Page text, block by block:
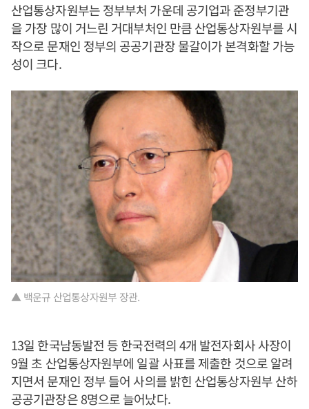
산업통상자원부는 정부부처 가운데 공기업과 준정부기관
을 가장 많이 거느린 거대부처인 만큼 산업통상자원부를 시
작으로 문재인 정부의 공공기관장 물갈이가 본격화할 가능
성이 크다.
▲ 백운규 산업통상자원부 장관.
13일 한국남동발전 등 한국전력의 4개 발전자회사 사장이
9월 초 산업통상자원부에 일괄 사표를 제출한 것으로 알려
지면서 문재인 정부 들어 사의를 밝힌 산업통상자원부 산하
공공기관장은 8명으로 늘어났다.